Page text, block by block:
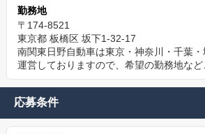
勤務地
〒174-8521
東京都 板橋区 坂下1-32-17
南関東日野自動車は東京・神奈川・千葉
運営しておりますので、希望の勤務地など
応募条件